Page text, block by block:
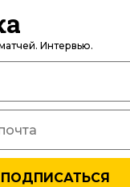
Интервью.
ПОДПИСАТЬСЯ